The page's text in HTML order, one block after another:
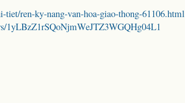
ren-ky-nang-van-hoa-giao-thong-61106.html
1yLBzZ1rSQoNjmWeJTZ3WGQHg04L1